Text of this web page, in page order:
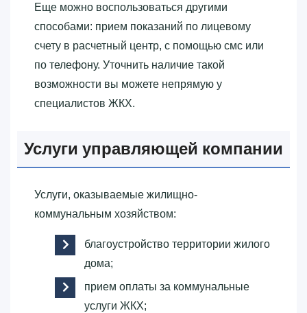
Еще можно воспользоваться другими
способами: прием показаний по лицевому
счету в расчетный центр, с помощью смс или
по телефону. Уточнить наличие такой
возможности вы можете непрямую у
специалистов ЖКХ.
Услуги управляющей компании
Услуги, оказываемые жилищно-
коммунальным хозяйством:
благоустройство территории жилого
дома;
прием оплаты за коммунальные
услуги ЖКХ;